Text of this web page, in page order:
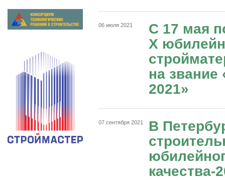
06 июля 2021
C 17 мая
X
на звание
2021»
07 сентября 2021
В
качества-